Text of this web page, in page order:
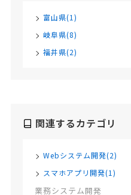
富山県(1)
岐阜県(8)
福井県(2)
関連するカテゴリ
Webシステム開発(2)
スマホアプリ開発(1)
業務システム開発